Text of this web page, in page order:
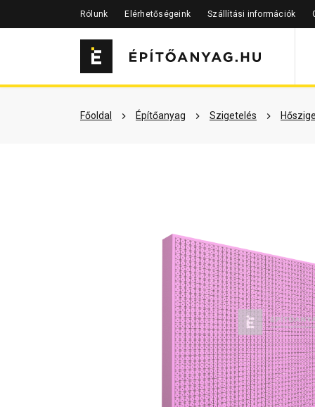
Rólunk Elérhetőségeink Szállítási információk
Főoldal Építőanyag Szigetelés
Szükséged lehet rá